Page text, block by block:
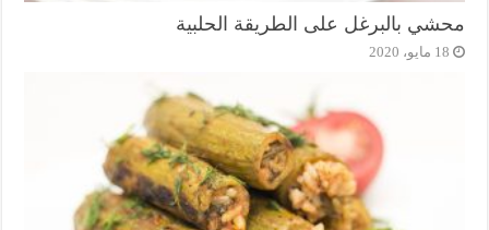
محشي بالبرغل على الطريقة الحلبية
18 مايو، 2020